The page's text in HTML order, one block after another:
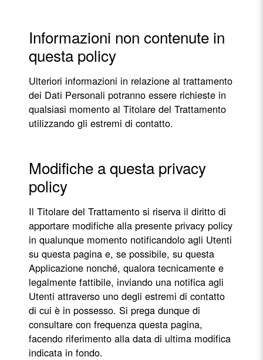
Informazioni non contenute in
questa policy
Ulteriori informazioni in relazione al trattamento
dei Dati Personali potranno essere richieste in
qualsiasi momento al Titolare del Trattamento
utilizzando gli estremi di contatto.
Modifiche a questa privacy
policy
Il Titolare del Trattamento si riserva il diritto di
apportare modifiche alla presente privacy policy
in qualunque momento notificandolo agli Utenti
su questa pagina e, se possibile, su questa
Applicazione nonché, qualora tecnicamente e
legalmente fattibile, inviando una notifica agli
Utenti attraverso uno degli estremi di contatto
di cui è in possesso. Si prega dunque di
consultare con frequenza questa pagina,
facendo riferimento alla data di ultima modifica
indicata in fondo.